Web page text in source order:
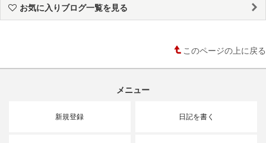
お気に入りブログ一覧を見る
このページの上に戻る
メニュー
新規登録 日記を書く